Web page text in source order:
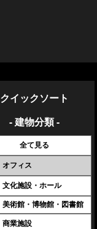
クイックソート
- 建物分類 -
全て見る
オフィス
文化施設・ホール
美術館・博物館・図書館
商業施設